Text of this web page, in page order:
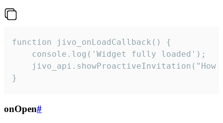
function jivo_onLoadCallback() {
    console.log('Widget fully loaded');
jivo_api.showProactiveInvitation("How
}
onOpen#